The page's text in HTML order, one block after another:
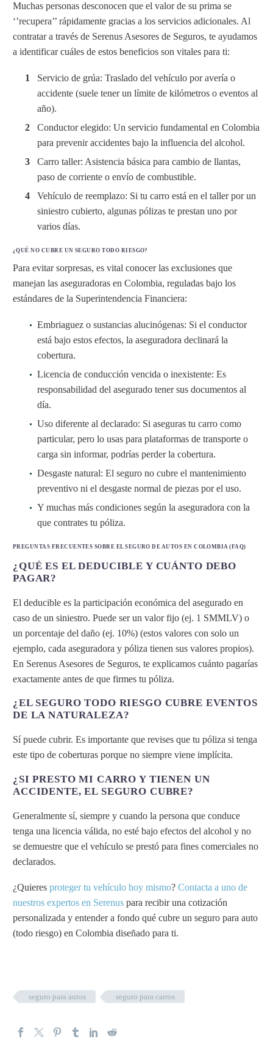
Muchas personas desconocen que el valor de su prima se
‘’recupera’’ rápidamente gracias a los servicios adicionales. Al
contratar a través de Serenus Asesores de Seguros, te ayudamos
a identificar cuáles de estos beneficios son vitales para ti:
Servicio de grúa: Traslado del vehículo por avería o
accidente (suele tener un límite de kilómetros o eventos al
año).
Conductor elegido: Un servicio fundamental en Colombia
para prevenir accidentes bajo la influencia del alcohol.
Carro taller: Asistencia básica para cambio de llantas,
paso de corriente o envío de combustible.
Vehículo de reemplazo: Si tu carro está en el taller por un
siniestro cubierto, algunas pólizas te prestan uno por
varios días.
¿QUÉ NO CUBRE UN SEGURO TODO RIESGO?
Para evitar sorpresas, es vital conocer las exclusiones que
manejan las aseguradoras en Colombia, reguladas bajo los
estándares de la Superintendencia Financiera:
Embriaguez o sustancias alucinógenas: Si el conductor
está bajo estos efectos, la aseguradora declinará la
cobertura.
Licencia de conducción vencida o inexistente: Es
responsabilidad del asegurado tener sus documentos al
día.
Uso diferente al declarado: Si aseguras tu carro como
particular, pero lo usas para plataformas de transporte o
carga sin informar, podrías perder la cobertura.
Desgaste natural: El seguro no cubre el mantenimiento
preventivo ni el desgaste normal de piezas por el uso.
Y muchas más condiciones según la aseguradora con la
que contrates tu póliza.
PREGUNTAS FRECUENTES SOBRE EL SEGURO DE AUTOS EN COLOMBIA (FAQ)
¿QUÉ ES EL DEDUCIBLE Y CUÁNTO DEBO
PAGAR?
El deducible es la participación económica del asegurado en
caso de un siniestro. Puede ser un valor fijo (ej. 1 SMMLV) o
un porcentaje del daño (ej. 10%) (estos valores con solo un
ejemplo, cada aseguradora y póliza tienen sus valores propios).
En Serenus Asesores de Seguros, te explicamos cuánto pagarías
exactamente antes de que firmes tu póliza.
¿EL SEGURO TODO RIESGO CUBRE EVENTOS
DE LA NATURALEZA?
Sí puede cubrir. Es importante que revises que tu póliza si tenga
este tipo de coberturas porque no siempre viene implícita.
¿SI PRESTO MI CARRO Y TIENEN UN
ACCIDENTE, EL SEGURO CUBRE?
Generalmente sí, siempre y cuando la persona que conduce
tenga una licencia válida, no esté bajo efectos del alcohol y no
se demuestre que el vehículo se prestó para fines comerciales no
declarados.
¿Quieres proteger tu vehículo hoy mismo? Contacta a uno de
nuestros expertos en Serenus para recibir una cotización
personalizada y entender a fondo qué cubre un seguro para auto
(todo riesgo) en Colombia diseñado para ti.
seguro para autos seguro para carros